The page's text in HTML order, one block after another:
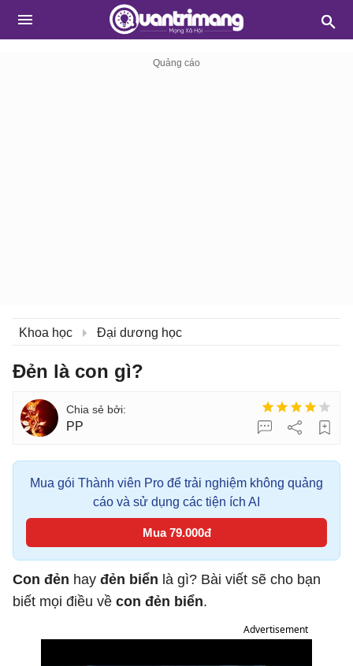
Khoa học Đại dương học
Đẻn là con gì?
PP
Mua gói Thành viên Pro để trải nghiệm không quảng
cáo và sử dụng các tiện ích AI
Mua 79.000đ
Con đẻn hay đẻn biển là gì? Bài viết sẽ cho bạn
biết mọi điều về con đẻn biển.
Advertisement